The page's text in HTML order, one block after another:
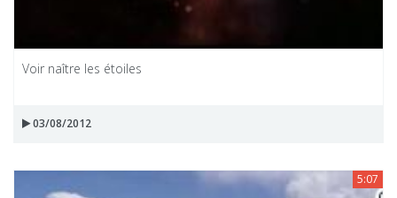
Voir naître les étoiles
03/08/2012
5:07